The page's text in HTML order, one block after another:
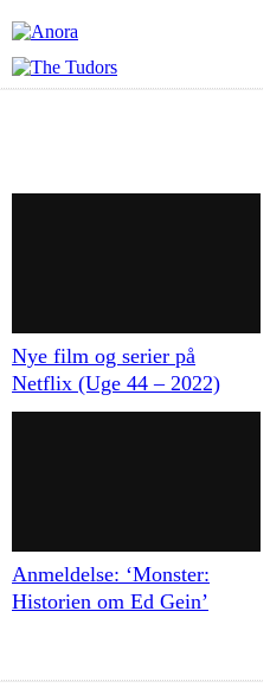
Nye film og serier på
Netflix (Uge 44 – 2022)
Anmeldelse: ‘Monster:
Historien om Ed Gein’